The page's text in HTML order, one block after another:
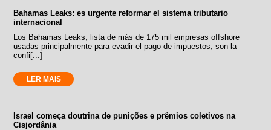
Bahamas Leaks: es urgente reformar el sistema tributario
internacional
Los Bahamas Leaks, lista de más de 175 mil empresas offshore
usadas principalmente para evadir el pago de impuestos, son la
confi[...]
LER MAIS
Israel começa doutrina de punições e prêmios coletivos na
Cisjordânia